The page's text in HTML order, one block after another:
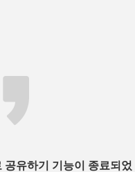
유하기 기능이 종료되었